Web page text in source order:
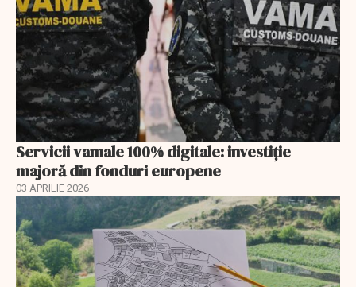
Servicii vamale 100% digitale: investiție
majoră din fonduri europene
03 APRILIE 2026